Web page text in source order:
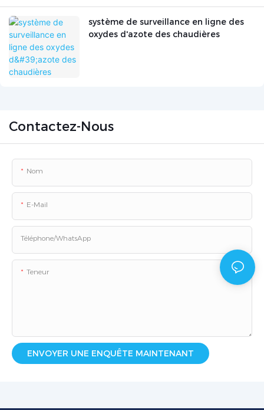
système de surveillance en ligne des
oxydes d'azote des chaudières
Contactez-Nous
Nom
E-Mail
Téléphone/WhatsApp
Teneur
ENVOYER UNE ENQUÊTE MAINTENANT